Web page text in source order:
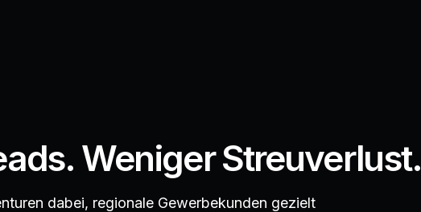
Weniger Streuverlust.
dabei, regionale Gewerbekunden gezielt